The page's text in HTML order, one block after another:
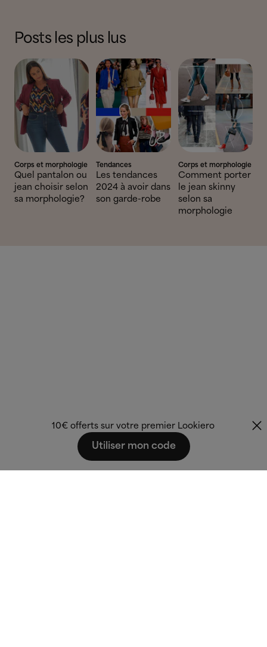
Posts les plus lus
Corps et morphologie
Quel pantalon ou
jean choisir selon
sa morphologie?
Tendances
Les tendances
2024 à avoir dans
son garde-robe
Corps et morphologie
Comment porter
le jean skinny
selon sa
morphologie
10€ offerts sur votre premier Lookiero
Utiliser mon code